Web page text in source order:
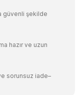
güvenli şekilde
hazır ve uzun
sorunsuz iade–